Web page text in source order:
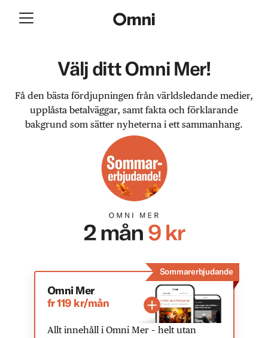
Välj ditt Omni Mer!
Få den bästa fördjupningen från världsledande medier,
upplåsta betalväggar, samt fakta och förklarande
bakgrund som sätter nyheterna i ett sammanhang.
Sommarerbjudande
Omni Mer
fr 119 kr/mån
Allt innehåll i Omni Mer – helt utan